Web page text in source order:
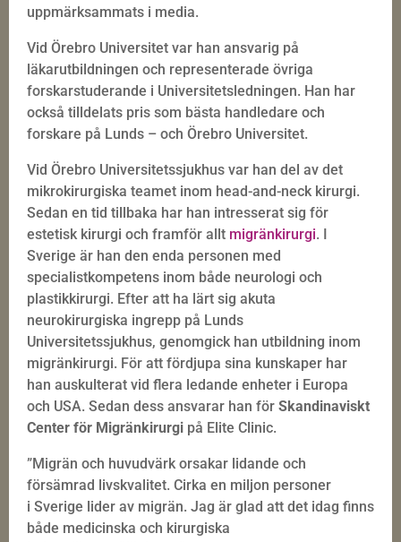
uppmärksammats i media.
Vid Örebro Universitet var han ansvarig på
läkarutbildningen och representerade övriga
forskarstuderande i Universitetsledningen. Han har
också tilldelats pris som bästa handledare och
forskare på Lunds – och Örebro Universitet.
Vid Örebro Universitetssjukhus var han del av det
mikrokirurgiska teamet inom head-and-neck kirurgi.
Sedan en tid tillbaka har han intresserat sig för
estetisk kirurgi och framför allt migränkirurgi. I
Sverige är han den enda personen med
specialistkompetens inom både neurologi och
plastikkirurgi. Efter att ha lärt sig akuta
neurokirurgiska ingrepp på Lunds
Universitetssjukhus, genomgick han utbildning inom
migränkirurgi. För att fördjupa sina kunskaper har
han auskulterat vid flera ledande enheter i Europa
och USA. Sedan dess ansvarar han för Skandinaviskt
Center för Migränkirurgi på Elite Clinic.
”Migrän och huvudvärk orsakar lidande och
försämrad livskvalitet. Cirka en miljon personer
i Sverige lider av migrän. Jag är glad att det idag finns
både medicinska och kirurgiska